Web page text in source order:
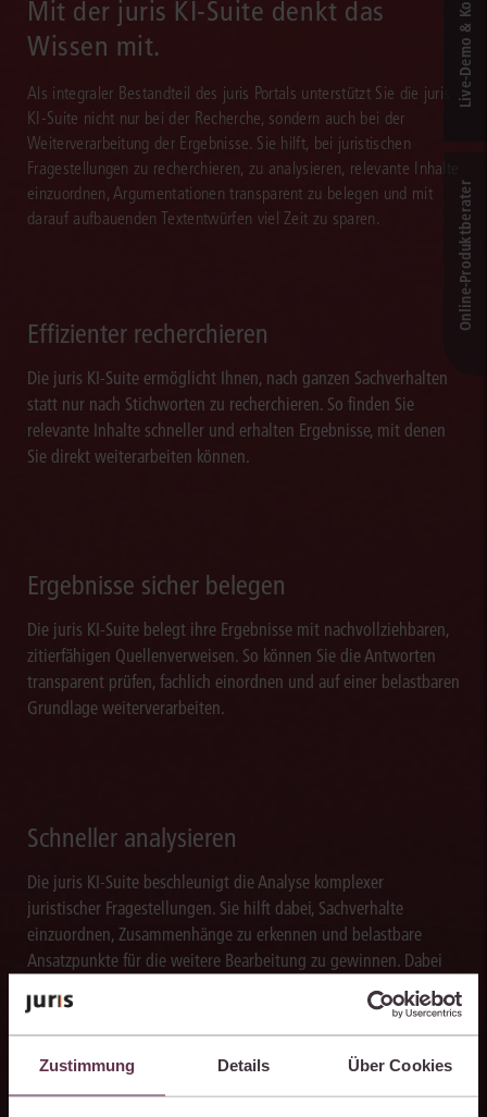
Zustimmung Details Über Cookies
Mit der juris KI-Suite denkt das
Wissen mit.
Als integraler Bestandteil des juris Portals unterstützt Sie die juris
KI-Suite nicht nur bei der Recherche, sondern auch bei der
Weiterverarbeitung der Ergebnisse. Sie hilft, bei juristischen
Fragestellungen zu recherchieren, zu analysieren, relevante Inhalte
einzuordnen, Argumentationen transparent zu belegen und mit
darauf aufbauenden Textentwürfen viel Zeit zu sparen.
Effizienter recherchieren
Die juris KI-Suite ermöglicht Ihnen, nach ganzen Sachverhalten
statt nur nach Stichworten zu recherchieren. So finden Sie
relevante Inhalte schneller und erhalten Ergebnisse, mit denen
Sie direkt weiterarbeiten können.
Ergebnisse sicher belegen
Die juris KI-Suite belegt ihre Ergebnisse mit nachvollziehbaren,
zitierfähigen Quellenverweisen. So können Sie die Antworten
transparent prüfen, fachlich einordnen und auf einer belastbaren
Grundlage weiterverarbeiten.
Schneller analysieren
Die juris KI-Suite beschleunigt die Analyse komplexer
juristischer Fragestellungen. Sie hilft dabei, Sachverhalte
einzuordnen, Zusammenhänge zu erkennen und belastbare
Ansatzpunkte für die weitere Bearbeitung zu gewinnen. Dabei
können Sie sich auf die Quellenqualität und die Aktualität des
juris Datenraums verlassen.
Live‑Demo & Kontakt
Online-Produkt­berater